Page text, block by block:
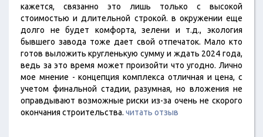
кажется, связанно это лишь только с высокой
стоимостью и длительной строкой. в окружении еще
долго не будет комфорта, зелени и т.д., экология
бывшего завода тоже дает свой отпечаток. Мало кто
готов выложить кругленькую сумму и ждать 2024 года,
ведь за это время может произойти что угодно. Лично
мое мнение - концепция комплекса отличная и цена, с
учетом финальной стадии, разумная, но вложения не
оправдывают возможные риски из-за очень не скорого
окончания строительства. читать отзыв